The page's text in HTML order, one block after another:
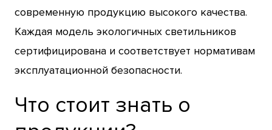
современную продукцию высокого качества.
Каждая модель экологичных светильников
сертифицирована и соответствует нормативам
эксплуатационной безопасности.
Что стоит знать о